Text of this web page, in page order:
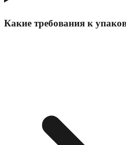
Какие требования к